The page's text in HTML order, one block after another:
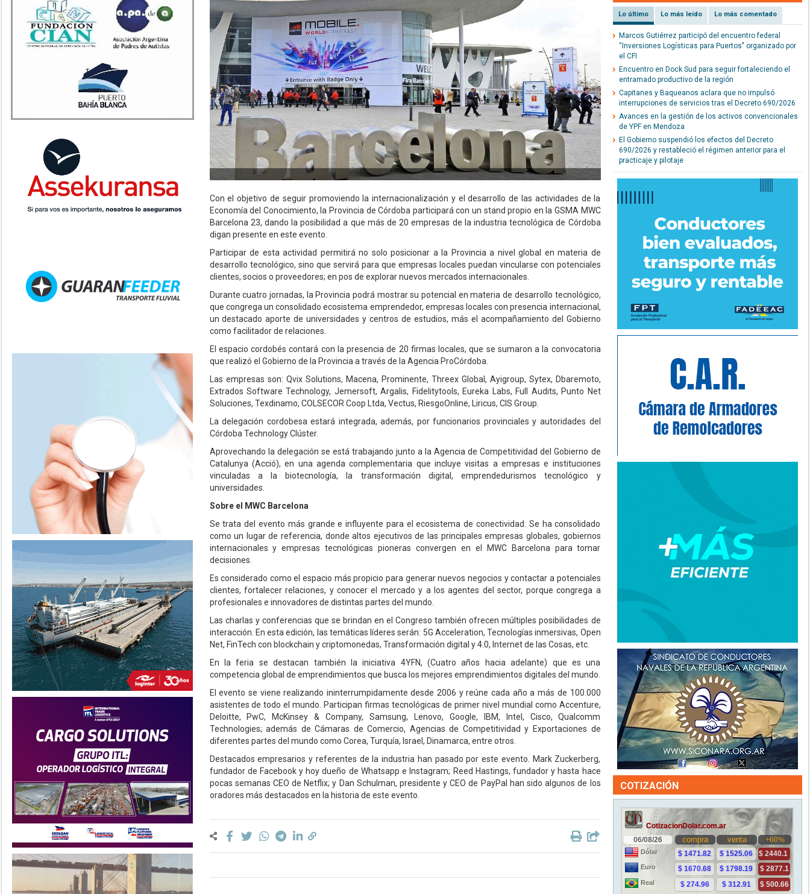
Con el objetivo de seguir promoviendo la internacionalización y el desarrollo de las actividades de la
Economía del Conocimiento, la Provincia de Córdoba participará con un stand propio en la GSMA MWC
Barcelona 23, dando la posibilidad a que más de 20 empresas de la industria tecnológica de Córdoba
digan presente en este evento.
Participar de esta actividad permitirá no solo posicionar a la Provincia a nivel global en materia de
desarrollo tecnológico, sino que servirá para que empresas locales puedan vincularse con potenciales
clientes, socios o proveedores; en pos de explorar nuevos mercados internacionales.
Durante cuatro jornadas, la Provincia podrá mostrar su potencial en materia de desarrollo tecnológico,
que congrega un consolidado ecosistema emprendedor, empresas locales con presencia internacional,
un destacado aporte de universidades y centros de estudios, más el acompañamiento del Gobierno
como facilitador de relaciones.
El espacio cordobés contará con la presencia de 20 firmas locales, que se sumaron a la convocatoria
que realizó el Gobierno de la Provincia a través de la Agencia ProCórdoba.
Las empresas son: Qvix Solutions, Macena, Prominente, Threex Global, Ayigroup, Sytex, Dbaremoto,
Extrados Software Technology, Jemersoft, Argalis, Fidelitytools, Eureka Labs, Full Audits, Punto Net
Soluciones, Texdinamo, COLSECOR Coop Ltda, Vectus, RiesgoOnline, Liricus, CIS Group.
La delegación cordobesa estará integrada, además, por funcionarios provinciales y autoridades del
Córdoba Technology Clúster.
Aprovechando la delegación se está trabajando junto a la Agencia de Competitividad del Gobierno de
Catalunya (Acció), en una agenda complementaria que incluye visitas a empresas e instituciones
vinculadas a la biotecnología, la transformación digital, emprendedurismos tecnológico y
universidades.
Sobre el MWC Barcelona
Se trata del evento más grande e influyente para el ecosistema de conectividad. Se ha consolidado
como un lugar de referencia, donde altos ejecutivos de las principales empresas globales, gobiernos
internacionales y empresas tecnológicas pioneras convergen en el MWC Barcelona para tomar
decisiones.
Es considerado como el espacio más propicio para generar nuevos negocios y contactar a potenciales
clientes, fortalecer relaciones, y conocer el mercado y a los agentes del sector, porque congrega a
profesionales e innovadores de distintas partes del mundo.
Las charlas y conferencias que se brindan en el Congreso también ofrecen múltiples posibilidades de
interacción. En esta edición, las temáticas líderes serán: 5G Acceleration, Tecnologías inmersivas, Open
Net, FinTech con blockchain y criptomonedas, Transformación digital y 4.0, Internet de las Cosas, etc.
En la feria se destacan también la iniciativa 4YFN, (Cuatro años hacia adelante) que es una
competencia global de emprendimientos que busca los mejores emprendimientos digitales del mundo.
El evento se viene realizando ininterrumpidamente desde 2006 y reúne cada año a más de 100.000
asistentes de todo el mundo. Participan firmas tecnológicas de primer nivel mundial como Accenture,
Deloitte, PwC, McKinsey & Company, Samsung, Lenovo, Google, IBM, Intel, Cisco, Qualcomm
Technologies; además de Cámaras de Comercio, Agencias de Competitividad y Exportaciones de
diferentes partes del mundo como Corea, Turquía, Israel, Dinamarca, entre otros.
Destacados empresarios y referentes de la industria han pasado por este evento. Mark Zuckerberg,
fundador de Facebook y hoy dueño de Whatsapp e Instagram; Reed Hastings, fundador y hasta hace
pocas semanas CEO de Netflix; y Dan Schulman, presidente y CEO de PayPal han sido algunos de los
oradores más destacados en la historia de este evento.
Lo último Lo más leído Lo más comentado
Marcos Gutiérrez participó del encuentro federal
“Inversiones Logísticas para Puertos" organizado por
el CFI
Encuentro en Dock Sud para seguir fortaleciendo el
entramado productivo de la región
Capitanes y Baqueanos aclara que no impulsó
interrupciones de servicios tras el Decreto 690/2026
Avances en la gestión de los activos convencionales
de YPF en Mendoza
El Gobierno suspendió los efectos del Decreto
690/2026 y restableció el régimen anterior para el
practicaje y pilotaje
COTIZACIÓN